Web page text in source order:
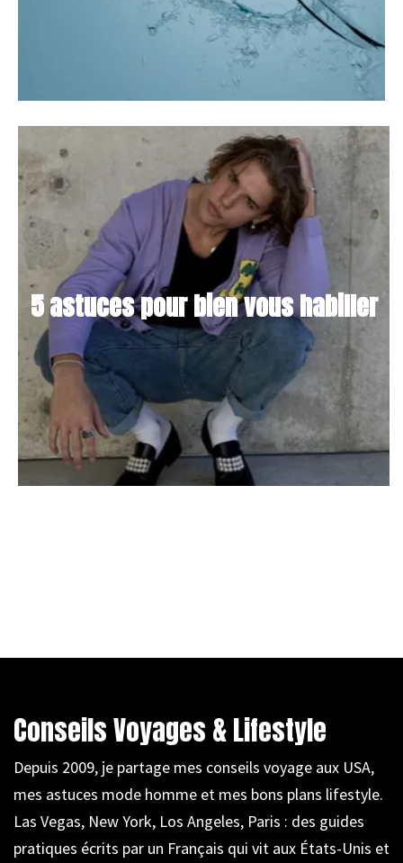
5 astuces pour bien vous habiller
Conseils Voyages & Lifestyle
Depuis 2009, je partage mes conseils voyage aux USA,
mes astuces mode homme et mes bons plans lifestyle.
Las Vegas, New York, Los Angeles, Paris : des guides
pratiques écrits par un Français qui vit aux États-Unis et